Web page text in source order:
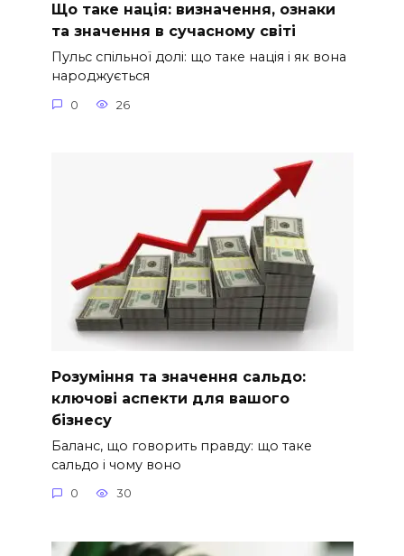
Що таке нація: визначення, ознаки
та значення в сучасному світі
Пульс спільної долі: що таке нація і як вона
народжується
0 26
Розуміння та значення сальдо:
ключові аспекти для вашого
бізнесу
Баланс, що говорить правду: що таке
сальдо і чому воно
0 30